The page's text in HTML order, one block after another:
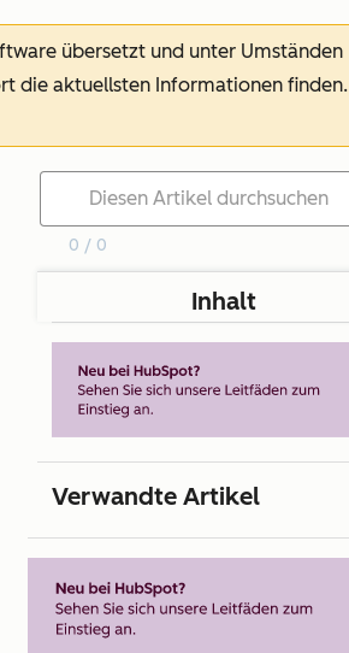
übersetzt und unter Umständen
die aktuellsten Informationen finden.
0 / 0
Inhalt
Verwandte Artikel